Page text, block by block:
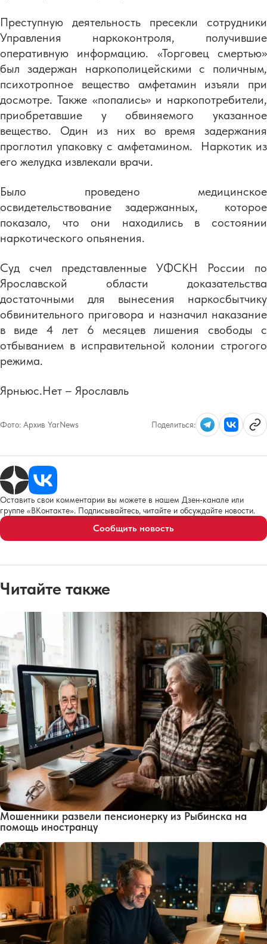
Преступную деятельность пресекли сотрудники
Управления наркоконтроля, получившие
оперативную информацию. «Торговец смертью»
был задержан наркополицейскими с поличным,
психотропное вещество амфетамин изъяли при
досмотре. Также «попались» и наркопотребители,
приобретавшие у обвиняемого указанное
вещество. Один из них во время задержания
проглотил упаковку с амфетамином. Наркотик из
его желудка извлекали врачи.
Было проведено медицинское
освидетельствование задержанных, которое
показало, что они находились в состоянии
наркотического опьянения.
Суд счел представленные УФСКН России по
Ярославской области доказательства
достаточными для вынесения наркосбытчику
обвинительного приговора и назначил наказание
в виде 4 лет 6 месяцев лишения свободы с
отбыванием в исправительной колонии строгого
режима.
Ярньюс.Нет – Ярославль
Фото: Архив YarNews Поделиться:
Оставить свои комментарии вы можете в нашем Дзен-канале или
группе «ВКонтакте». Подписывайтесь, читайте и обсуждайте новости.
Сообщить новость
Читайте также
Мошенники развели пенсионерку из Рыбинска на
помощь иностранцу